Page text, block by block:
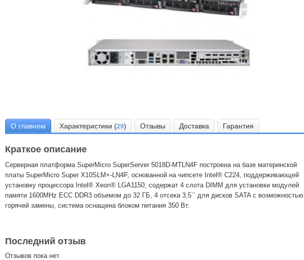
О главном Характеристики (29) Отзывы Доставка Гарантия
Краткое описание
Серверная платформа SuperMicro SuperServer 5018D-MTLN4F построена на базе материнской
платы SuperMicro Super X10SLM+-LN4F, основанной на чипсете Intel® C224, поддерживающей
установку процессора Intel® Xeon® LGA1150, содержат 4 слота DIMM для установки модулей
памяти 1600MHz ECC DDR3 объемом до 32 ГБ, 4 отсека 3,5`` для дисков SATA с возможностью
горячей замены, система оснащена блоком питания 350 Вт.
Последний отзыв
Отзывов пока нет.